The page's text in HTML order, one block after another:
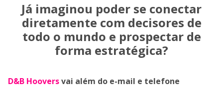
Já imaginou poder se conectar
diretamente com decisores de
todo o mundo e prospectar de
forma estratégica?
D&B Hooversvai além do e-mail e telefone